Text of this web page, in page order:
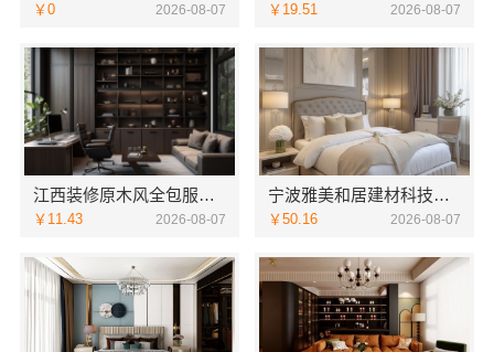
￥0 2026-08-07 ￥19.51 2026-08-07
江西装修原木风全包服务选江西尚宅尚品新型环保材料有限公司
￥11.43 2026-08-07
宁波雅美和居建材科技有限公司-余姚家装设计到店咨询
￥50.16 2026-08-07